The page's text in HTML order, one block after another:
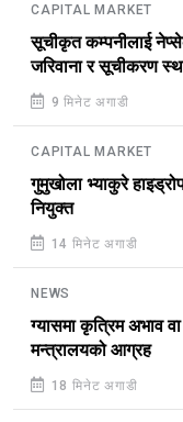
CAPITAL MARKET
सूचीकृत कम्पनीलाई
जरिवाना र सूचीकरण
9 मिनेट अगाडी
CAPITAL MARKET
गुमुखोला भ्याकुरे
नियुक्त
14 मिनेट अगाडी
NEWS
ग्यासमा कृत्रिम अभाव
मन्त्रालयको आग्रह
18 मिनेट अगाडी